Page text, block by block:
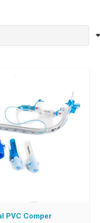
PVC Comper